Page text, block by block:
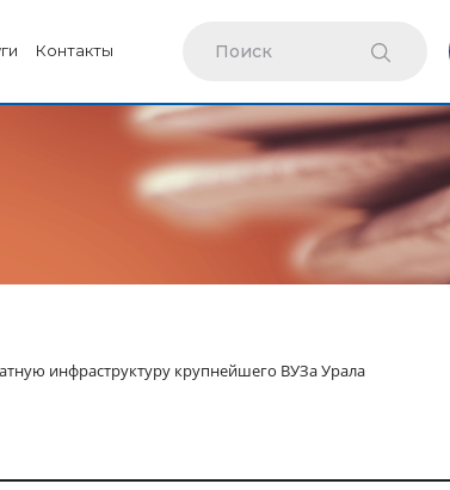
Контакты
инфраструктуру крупнейшего ВУЗа Урала